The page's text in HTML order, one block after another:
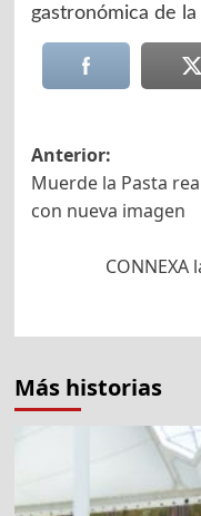
gastronómica de la
de
entradas
Anterior:
Muerde la Pasta
con nueva imagen
Más historias